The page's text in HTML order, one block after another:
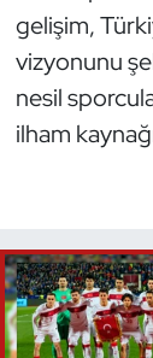
gelişim,
vizyonunu
nesil
ilham
Özel
Satranç
Su Topu